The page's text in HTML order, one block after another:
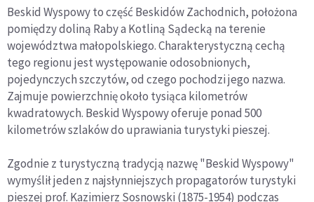
Beskid Wyspowy to część Beskidów Zachodnich, położona
pomiędzy doliną Raby a Kotliną Sądecką na terenie
województwa małopolskiego. Charakterystyczną cechą
tego regionu jest występowanie odosobnionych,
pojedynczych szczytów, od czego pochodzi jego nazwa.
Zajmuje powierzchnię około tysiąca kilometrów
kwadratowych. Beskid Wyspowy oferuje ponad 500
kilometrów szlaków do uprawiania turystyki pieszej.
Zgodnie z turystyczną tradycją nazwę "Beskid Wyspowy"
wymyślił jeden z najsłynniejszych propagatorów turystyki
pieszej prof. Kazimierz Sosnowski (1875-1954) podczas